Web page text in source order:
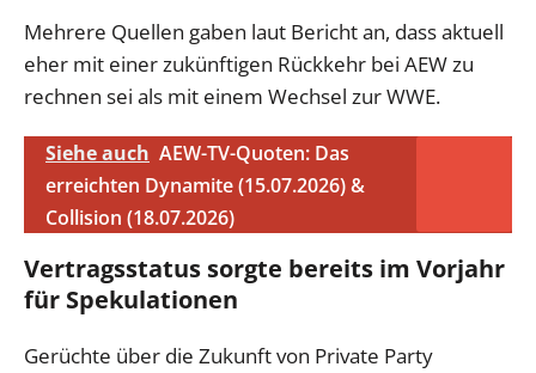
Mehrere Quellen gaben laut Bericht an, dass aktuell
eher mit einer zukünftigen Rückkehr bei AEW zu
rechnen sei als mit einem Wechsel zur WWE.
Siehe auch AEW-TV-Quoten: Das
erreichten Dynamite (15.07.2026) &
Collision (18.07.2026)
Vertragsstatus sorgte bereits im Vorjahr
für Spekulationen
Gerüchte über die Zukunft von Private Party